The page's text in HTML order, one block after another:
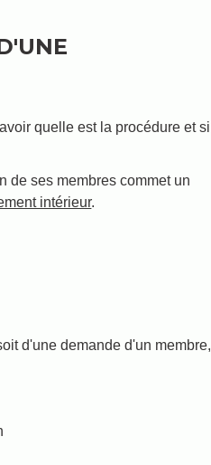
quelle est la procédure et si
de ses membres commet un
intérieur.
d'une demande d'un membre,